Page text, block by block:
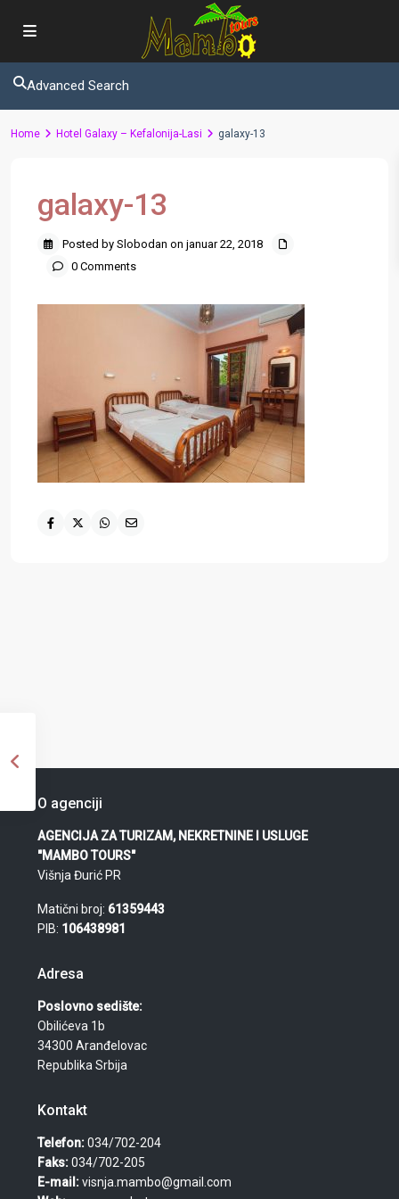
Advanced Search
Home Hotel Galaxy – Kefalonija-Lasi galaxy-13
galaxy-13
Posted by Slobodan on januar 22, 2018
0 Comments
O agenciji
AGENCIJA ZA TURIZAM, NEKRETNINE I USLUGE
"MAMBO TOURS"
Višnja Đurić PR
Matični broj: 61359443
PIB: 106438981
Adresa
Poslovno sedište:
Obilićeva 1b
34300 Aranđelovac
Republika Srbija
Kontakt
Telefon:034/702-204
Faks:034/702-205
E-mail:visnja.mambo@gmail.com